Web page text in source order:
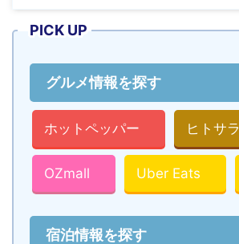
PICK UP
グルメ情報を探す
ホットペッパー ヒトサラ
OZmall Uber Eats
宿泊情報を探す